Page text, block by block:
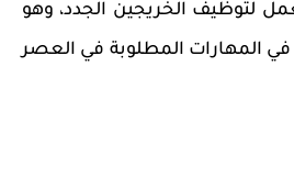
لتوظيف الخريجين الجدد، وهو
في المهارات المطلوبة في العصر